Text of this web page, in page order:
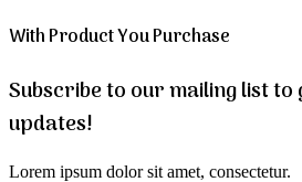
With Product You Purchase
Subscribe to our mailing list to
updates!
Lorem ipsum dolor sit amet, consectetur.